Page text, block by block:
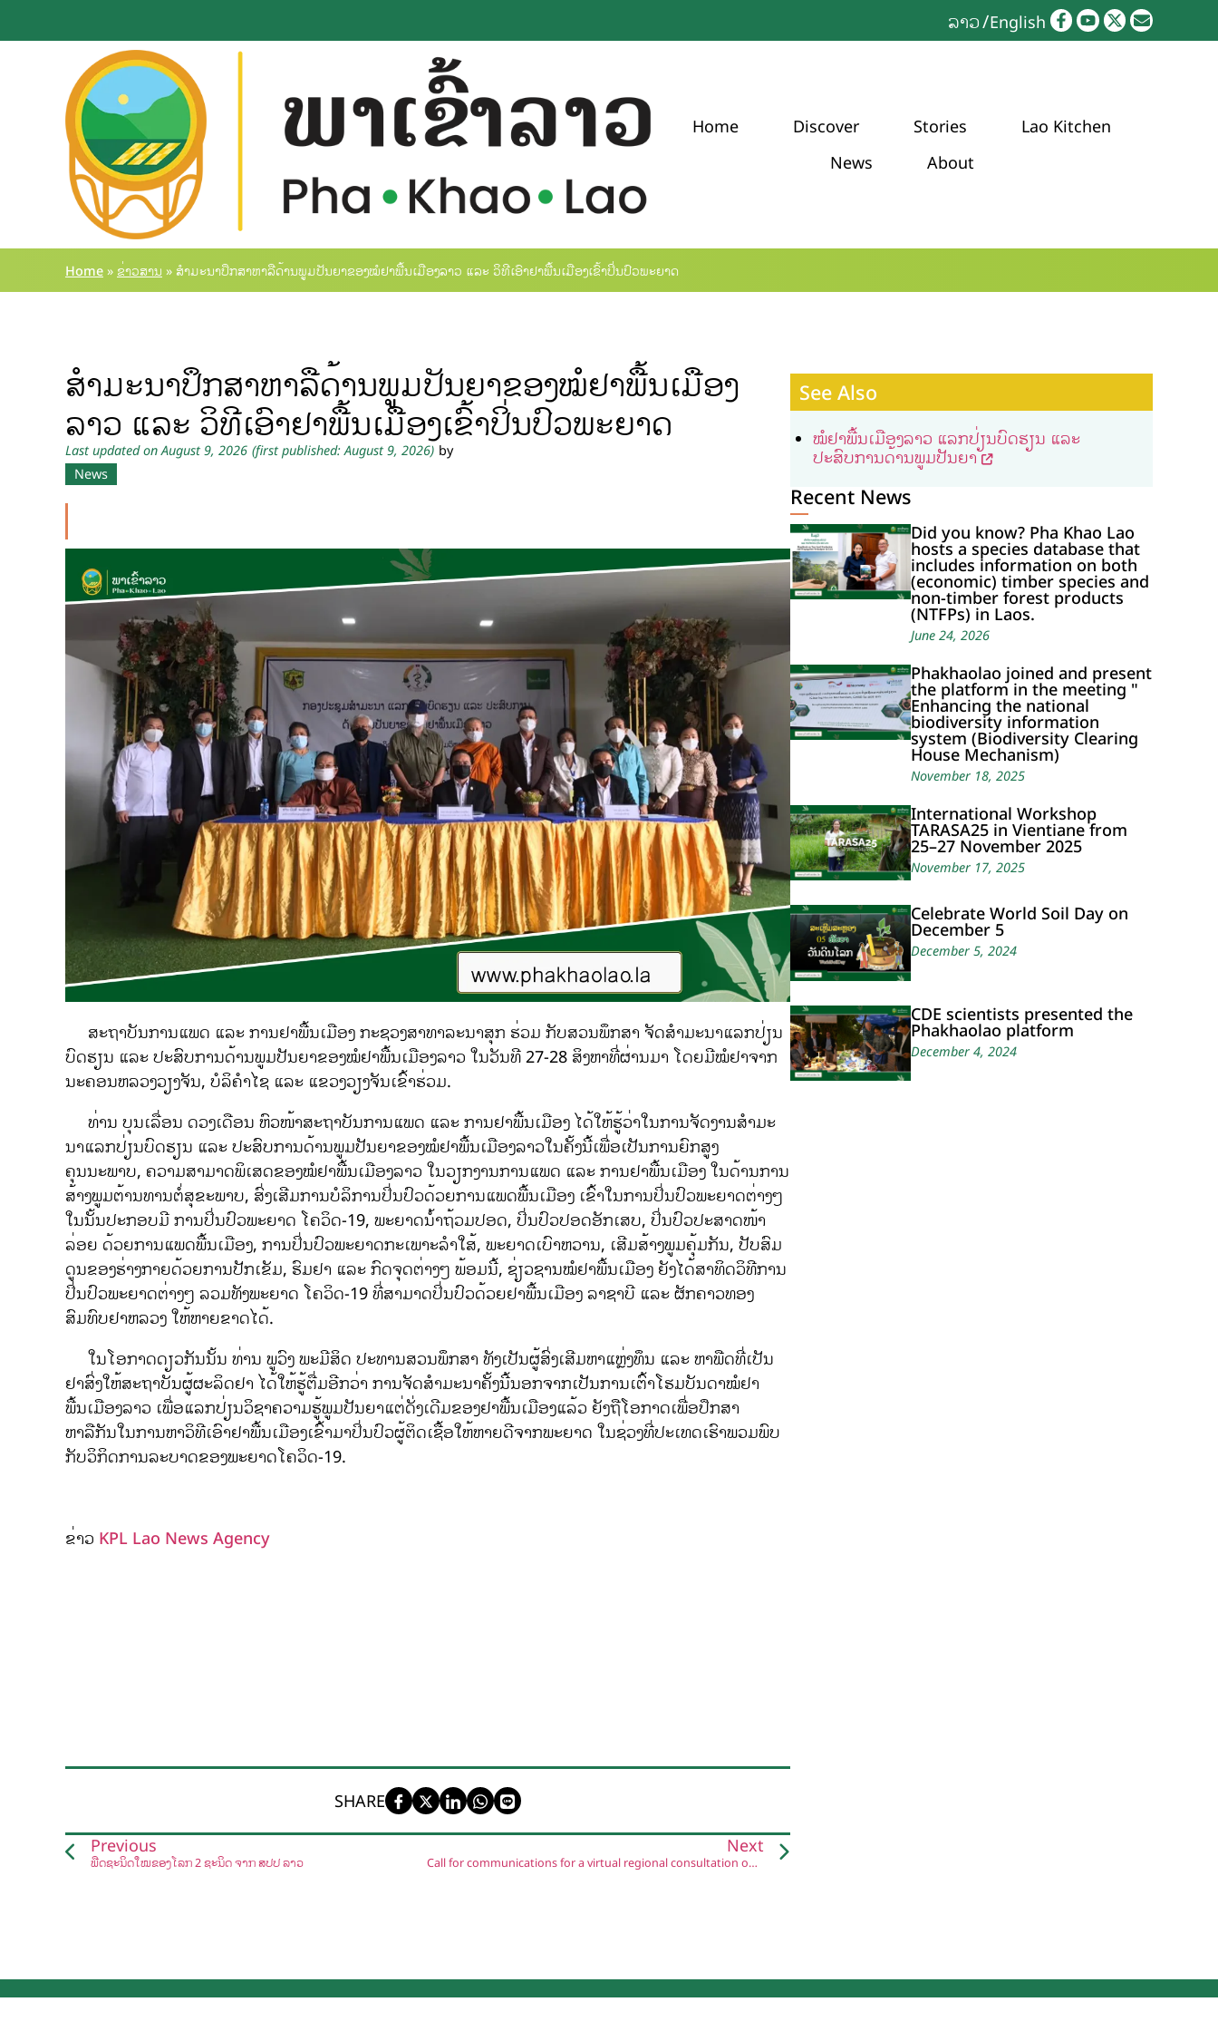
ລາວ English
Home Discover Stories
Lao Kitchen
News
About
Home » ຂ່າວສານ » ສໍາມະນາປຶກສາຫາລືດ້ານພູມປັນຍາຂອງໝໍຢາພື້ນເມືອງລາວ ແລະ ວິທີເອົາຢາພື້ນເມືອງເຂົ້າປິ່ນປົວພະຍາດ
ສໍາມະນາປຶກສາຫາລືດ້ານພູມປັນຍາຂອງໝໍຢາພື້ນເມືອງ
ລາວ ແລະ ວິທີເອົາຢາພື້ນເມືອງເຂົ້າປິ່ນປົວພະຍາດ
Last updated on August 9, 2026 (first published: August 9, 2026) by
News
ສະຖາບັນການແພດ ແລະ ການຢາພື້ນເມືອງ ກະຊວງສາທາລະນາສຸກ ຮ່ວມ ກັບສວນພຶກສາ ຈັດສຳມະນາແລກປ່ຽນ
ບົດຮຽນ ແລະ ປະສົບການດ້ານພູມປັນຍາຂອງໝໍຢາພື້ນເມືອງລາວ ໃນວັນທີ 27-28 ສິງຫາທີ່ຜ່ານມາ ໂດຍມີໝໍຢາຈາກ
ນະຄອນຫລວງວຽງຈັນ, ບໍລິຄໍາໄຊ ແລະ ແຂວງວຽງຈັນເຂົ້າຮ່ວມ.
ທ່ານ ບຸນເລື່ອນ ດວງເດືອນ ຫົວໜ້າສະຖາບັນການແພດ ແລະ ການຢາພື້ນເມືອງ ໄດ້ໃຫ້ຮູ້ວ່າໃນການຈັດງານສໍາມະ
ນາແລກປ່ຽນບົດຮຽນ ແລະ ປະສົບການດ້ານພູມປັນຍາຂອງໝໍຢາພື້ນເມືອງລາວໃນຄັ້ງນີ້ເພື່ອເປັນການຍົກສູງ
ຄຸນນະພາບ, ຄວາມສາມາດພິເສດຂອງໝໍຢາພື້ນເມືອງລາວ ໃນວຽກງານການແພດ ແລະ ການຢາພື້ນເມືອງ ໃນດ້ານການ
ສ້າງພູມຕ້ານທານຕໍ່ສຸຂະພາບ, ສົ່ງເສີມການບໍລິການປິ່ນປົວດ້ວຍການແພດພື້ນເມືອງ ເຂົ້າໃນການປິ່ນປົວພະຍາດຕ່າງໆ
ໃນນັ້ນປະກອບມີ ການປິ່ນປົວພະຍາດ ໂຄວິດ-19, ພະຍາດນໍ້າຖ້ວມປອດ, ປິ່ນປົວປອດອັກເສບ, ປິ່ນປົວປະສາດໜ້າ
ລ່ອຍ ດ້ວຍການແພດພື້ນເມືອງ, ການປິ່ນປົວພະຍາດກະເພາະລໍາໃສ້, ພະຍາດເບົາຫວານ, ເສີມສ້າງພູມຄຸ້ມກັນ, ປັບສົມ
ດູນຂອງຮ່າງກາຍດ້ວຍການປັກເຂັມ, ຮົມຢາ ແລະ ກົດຈຸດຕ່າງໆ ພ້ອມນີ້, ຊ່ຽວຊານໝໍຢາພື້ນເມືອງ ຍັງໄດ້ສາທິດວິທີການ
ປິ່ນປົວພະຍາດຕ່າງໆ ລວມທັງພະຍາດ ໂຄວິດ-19 ທີ່ສາມາດປິ່ນປົວດ້ວຍຢາພື້ນເມືອງ ລາຊາບີ ແລະ ຜັກຄາວທອງ
ສົມທົບຢາຫລວງ ໃຫ້ຫາຍຂາດໄດ້.
ໃນໂອກາດດຽວກັນນັ້ນ ທ່ານ ພູວົງ ພະມີສິດ ປະທານສວນພຶກສາ ທັງເປັນຜູ້ສົ່ງເສີມຫາແຫຼ່ງທຶນ ແລະ ຫາພືດທີ່ເປັນ
ຢາສົ່ງໃຫ້ສະຖາບັນຜູ້ຜະລິດຢາ ໄດ້ໃຫ້ຮູ້ຕື່ມອີກວ່າ ການຈັດສຳມະນາຄັ້ງນີ້ນອກຈາກເປັນການເຕົ້າໂຮມບັນດາໝໍຢາ
ພື້ນເມືອງລາວ ເພື່ອແລກປ່ຽນວິຊາຄວາມຮູ້ພູມປັນຍາແຕ່ດັ່ງເດີມຂອງຢາພື້ນເມືອງແລ້ວ ຍັງຖືໂອກາດເພື່ອປຶກສາ
ຫາລືກັນໃນການຫາວິທີເອົາຢາພື້ນເມືອງເຂົ້າມາປິ່ນປົວຜູ້ຕິດເຊື້ອໃຫ້ຫາຍດີຈາກພະຍາດ ໃນຊ່ວງທີ່ປະເທດເຮົາພວມພົບ
ກັບວິກິດການລະບາດຂອງພະຍາດໂຄວິດ-19.
ຂ່າວ KPL Lao News Agency
SHARE
Previous
ພືດຊະນິດໃໝ່ຂອງໂລກ 2 ຊະນິດ ຈາກ ສປປ ລາວ
Next
Call for communications for a virtual regional consultation on Engaging with Academia and Research Institutions (ARIs) to support Family Farmers and Food System Transformation during and post COVID-19 Pandemic in Asia
See Also
ໝໍຢາພື້ນເມືອງລາວ ແລກປ່ຽນບົດຮຽນ ແລະ
ປະສົບການດ້ານພູມປັນຍາ
Recent News
Did you know? Pha Khao Lao
hosts a species database that
includes information on both
(economic) timber species and
non-timber forest products
(NTFPs) in Laos.
June 24, 2026
Phakhaolao joined and present
the platform in the meeting "
Enhancing the national
biodiversity information
system (Biodiversity Clearing
House Mechanism)
November 18, 2025
International Workshop
TARASA25 in Vientiane from
25–27 November 2025
November 17, 2025
Celebrate World Soil Day on
December 5
December 5, 2024
CDE scientists presented the
Phakhaolao platform
December 4, 2024